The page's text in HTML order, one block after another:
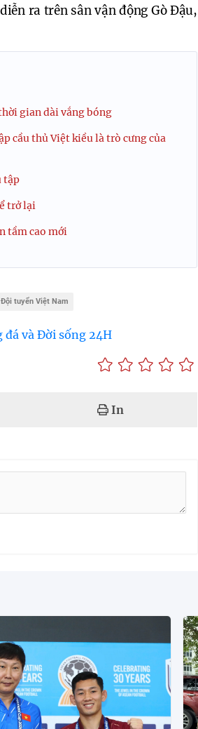
ra trên sân vận động Gò Đậu,
gian dài vắng bóng
cầu thủ Việt kiều là trò cưng của
tập
trở lại
tầm cao mới
Đội tuyển Việt Nam
và Đời sống 24H
In